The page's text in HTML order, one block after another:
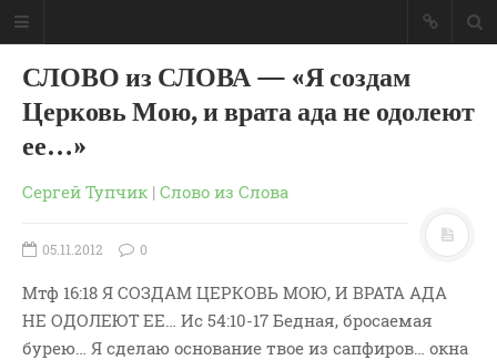
СЛОВО из СЛОВА — «Я создам
Церковь Мою, и врата ада не одолеют
ее…»
Сергей Тупчик | Слово из Слова
05.11.2012 0
Мтф 16:18 Я СОЗДАМ ЦЕРКОВЬ МОЮ, И ВРАТА АДА
НЕ ОДОЛЕЮТ ЕЕ… Ис 54:10-17 Бедная, бросаемая
бурею… Я сделаю основание твое из сапфиров… окна